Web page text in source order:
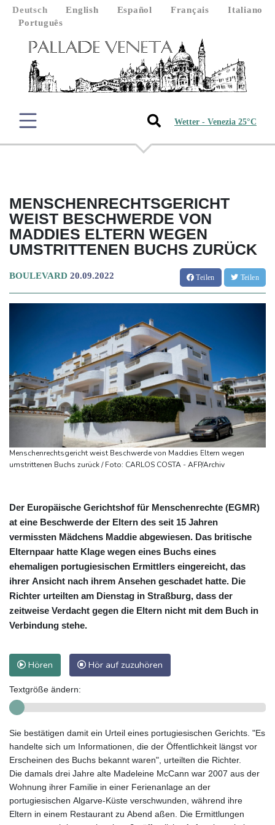
Deutsch English Español Français
Italiano
Português
Wetter - Venezia 25°C
MENSCHENRECHTSGERICHT
WEIST BESCHWERDE VON
MADDIES ELTERN WEGEN
UMSTRITTENEN BUCHS ZURÜCK
BOULEVARD 20.09.2022 Teilen Teilen
Menschenrechtsgericht weist Beschwerde von Maddies Eltern wegen
umstrittenen Buchs zurück / Foto: CARLOS COSTA - AFP/Archiv
Der Europäische Gerichtshof für Menschenrechte (EGMR)
at eine Beschwerde der Eltern des seit 15 Jahren
vermissten Mädchens Maddie abgewiesen. Das britische
Elternpaar hatte Klage wegen eines Buchs eines
ehemaligen portugiesischen Ermittlers eingereicht, das
ihrer Ansicht nach ihrem Ansehen geschadet hatte. Die
Richter urteilten am Dienstag in Straßburg, dass der
zeitweise Verdacht gegen die Eltern nicht mit dem Buch in
Verbindung stehe.
Hören Hör auf zuzuhören
Textgröße ändern:
Sie bestätigen damit ein Urteil eines portugiesischen Gerichts. "Es
handelte sich um Informationen, die der Öffentlichkeit längst vor
Erscheinen des Buchs bekannt waren", urteilten die Richter.
Die damals drei Jahre alte Madeleine McCann war 2007 aus der
Wohnung ihrer Familie in einer Ferienanlage an der
portugiesischen Algarve-Küste verschwunden, während ihre
Eltern in einem Restaurant zu Abend aßen. Die Ermittlungen